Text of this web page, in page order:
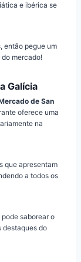
e ibérica se
então pegue um
mercado!
Galícia
de San
oferece uma
na
que apresentam
a todos os
saborear o
destaques do